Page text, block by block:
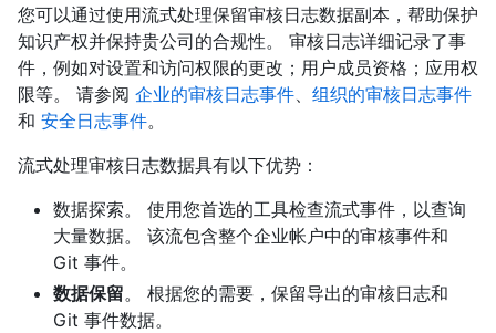
您可以通过使用流式处理保留审核日志数据副本，帮助保护
知识产权并保持贵公司的合规性。 审核日志详细记录了事
件，例如对设置和访问权限的更改；用户成员资格；应用权
限等。 请参阅 企业的审核日志事件、 组织的审核日志事件
和 安全日志事件。
流式处理审核日志数据具有以下优势：
数据探索。 使用您首选的工具检查流式事件，以查询
大量数据。 该流包含整个企业帐户中的审核事件和
Git 事件。
数据保留。 根据您的需要，保留导出的审核日志和
Git 事件数据。